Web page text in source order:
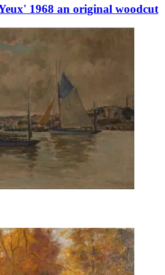
1968 an original woodcut